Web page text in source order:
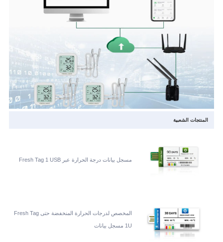
المنتجات الشعبية
مسجل بيانات درجة الحرارة عبر Fresh Tag 1 USB
المخصص لدرجات الحرارة المنخفضة حتى Fresh Tag
1U مسجل بيانات